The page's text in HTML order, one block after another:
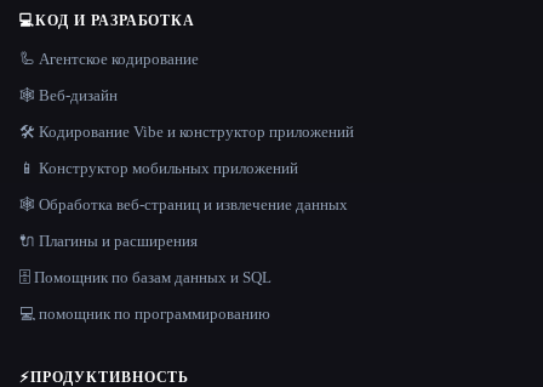
💻КОД И РАЗРАБОТКА
🦾 Агентское кодирование
🕸 Веб-дизайн
🛠️ Кодирование Vibe и конструктор приложений
📱 Конструктор мобильных приложений
🕸️ Обработка веб-страниц и извлечение данных
🔌 Плагины и расширения
🗄️ Помощник по базам данных и SQL
💻 помощник по программированию
⚡ПРОДУКТИВНОСТЬ